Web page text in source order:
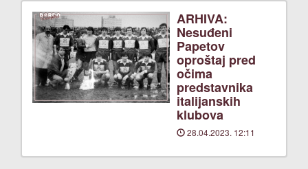
ARHIVA:
Nesuđeni
Papetov
oproštaj pred
očima
predstavnika
italijanskih
klubova
28.04.2023. 12:11